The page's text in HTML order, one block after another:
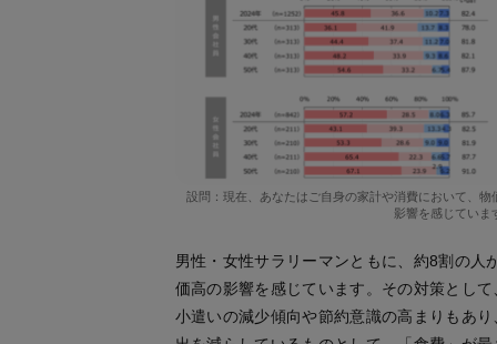
設問：現在、あなたはご自身の家計や消費において、物
影響を感じていま
男性・女性サラリーマンともに、約8割の人
価高の影響を感じています。その対策として
小遣いの減少傾向や節約意識の高まりもあり